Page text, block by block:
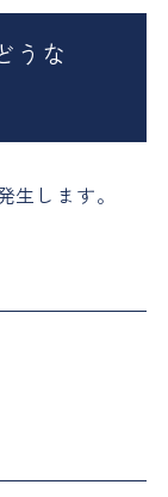
うな
します。